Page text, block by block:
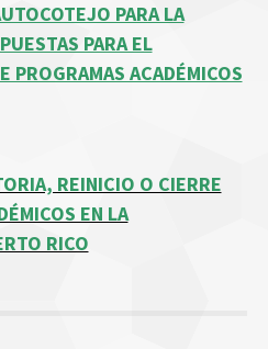
PARA LA
PARA EL
PROGRAMAS ACADÉMICOS
REINICIO O CIERRE
EN LA
RICO